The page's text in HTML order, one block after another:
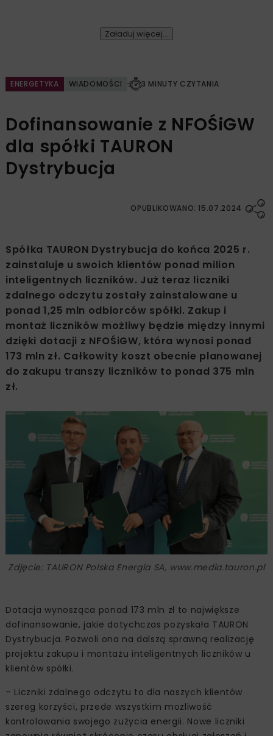
Załaduj więcej...
ENERGETYKA WIADOMOŚCI 3 MINUTY CZYTANIA
Dofinansowanie z NFOŚiGW
dla spółki TAURON
Dystrybucja
OPUBLIKOWANO: 15.07.2024
Spółka TAURON Dystrybucja do końca 2025 r.
zainstaluje u swoich klientów ponad milion
inteligentnych liczników. Już teraz liczniki
zdalnego odczytu zostały zainstalowane u
ponad 1,25 mln odbiorców spółki. Zakup i
montaż liczników możliwy będzie między innymi
dzięki dotacji z NFOŚiGW, która wynosi ponad
173 mln zł. Całkowity koszt obecnie planowanej
do zakupu transzy liczników to ponad 375 mln
zł.
Zdjęcie: TAURON Polska Energia SA, www.media.tauron.pl
Dotacja wynosząca ponad 173 mln zł to największe
dofinansowanie, jakie dotychczas pozyskała TAURON
Dystrybucja. Pozwoli ona na dalszą sprawną realizację
projektu zakupu i montażu inteligentnych liczników u
klientów spółki.
– Liczniki zdalnego odczytu to dla naszych klientów
szereg korzyści, przede wszystkim możliwość
kontrolowania swojego zużycia energii. Nowe liczniki